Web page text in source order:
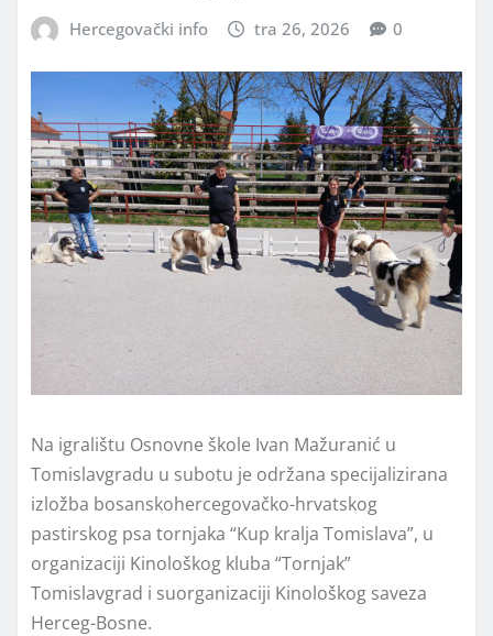
Hercegovački info tra 26, 2026 0
Na igralištu Osnovne škole Ivan Mažuranić u
Tomislavgradu u subotu je održana specijalizirana
izložba bosanskohercegovačko-hrvatskog
pastirskog psa tornjaka “Kup kralja Tomislava”, u
organizaciji Kinološkog kluba “Tornjak”
Tomislavgrad i suorganizaciji Kinološkog saveza
Herceg-Bosne.